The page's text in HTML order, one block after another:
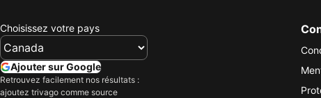
Choisissez votre pays
Ajouter sur Google
Retrouvez facilement nos résultats :
ajoutez trivago comme source